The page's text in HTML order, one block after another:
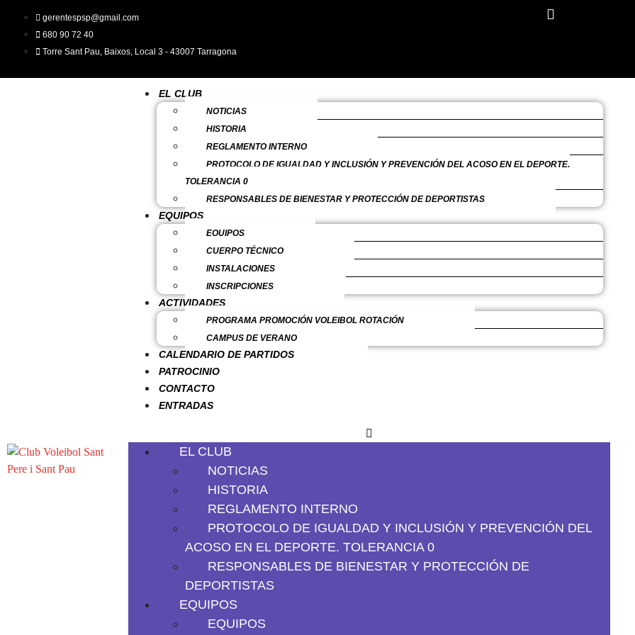
gerentespsp@gmail.com
680 90 72 40
Torre Sant Pau, Baixos, Local 3 - 43007 Tarragona
EL CLUB
NOTICIAS
HISTORIA
REGLAMENTO INTERNO
PROTOCOLO DE IGUALDAD Y INCLUSIÓN Y PREVENCIÓN DEL ACOSO EN EL DEPORTE.
TOLERANCIA 0
RESPONSABLES DE BIENESTAR Y PROTECCIÓN DE DEPORTISTAS
EQUIPOS
EQUIPOS
CUERPO TÉCNICO
INSTALACIONES
INSCRIPCIONES
ACTIVIDADES
PROGRAMA PROMOCIÓN VOLEIBOL ROTACIÓN
CAMPUS DE VERANO
CALENDARIO DE PARTIDOS
PATROCINIO
CONTACTO
ENTRADAS
EL CLUB
NOTICIAS
HISTORIA
REGLAMENTO INTERNO
PROTOCOLO DE IGUALDAD Y INCLUSIÓN Y PREVENCIÓN DEL
ACOSO EN EL DEPORTE. TOLERANCIA 0
RESPONSABLES DE BIENESTAR Y PROTECCIÓN DE
DEPORTISTAS
EQUIPOS
EQUIPOS